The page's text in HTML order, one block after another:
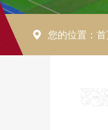
您的位置： 首